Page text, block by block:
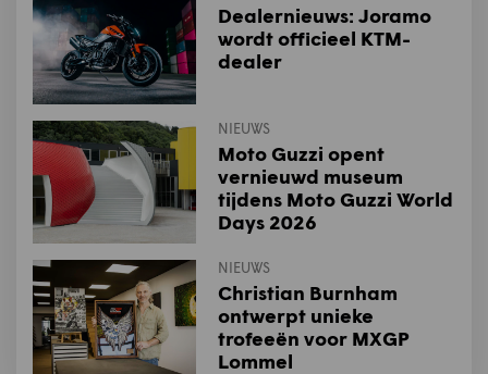
Dealernieuws: Joramo
wordt officieel KTM-
dealer
NIEUWS
Moto Guzzi opent
vernieuwd museum
tijdens Moto Guzzi World
Days 2026
NIEUWS
Christian Burnham
ontwerpt unieke
trofeeën voor MXGP
Lommel